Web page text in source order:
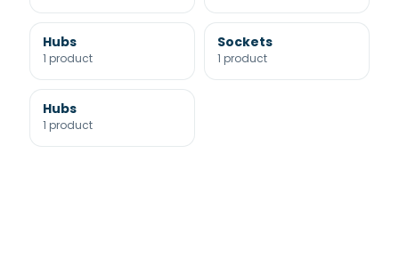
Hubs
1 product
Sockets
1 product
Hubs
1 product